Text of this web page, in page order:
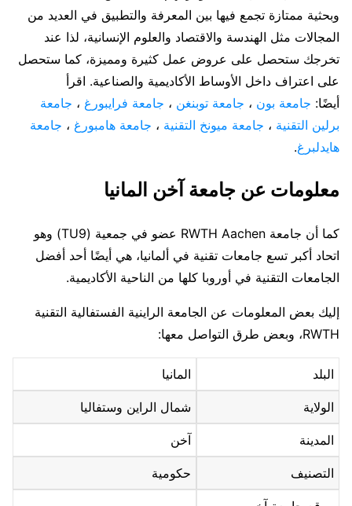
وبحثية ممتازة تجمع فيها بين المعرفة والتطبيق في العديد من
المجالات مثل الهندسة والاقتصاد والعلوم الإنسانية، لذا عند
تخرجك ستحصل على عروض عمل كثيرة ومميزة، كما ستحصل
على اعتراف داخل الأوساط الأكاديمية والصناعية. اقرأ
أيضًا: جامعة بون ، جامعة توبنغن ، جامعة فرايبورغ ، جامعة
برلين التقنية ، جامعة ميونخ التقنية ، جامعة هامبورغ ، جامعة
هايدلبرغ.
معلومات عن جامعة آخن المانيا
كما أن جامعة RWTH Aachen عضو في جمعية (TU9) وهو
اتحاد أكبر تسع جامعات تقنية في ألمانيا، هي أيضًا أحد أفضل
الجامعات التقنية في أوروبا كلها من الناحية الأكاديمية.
إليك بعض المعلومات عن الجامعة الراينية الفستفالية التقنية
RWTH، وبعض طرق التواصل معها:
البلد المانيا
الولاية شمال الراين وستفاليا
المدينة آخن
التصنيف حكومية